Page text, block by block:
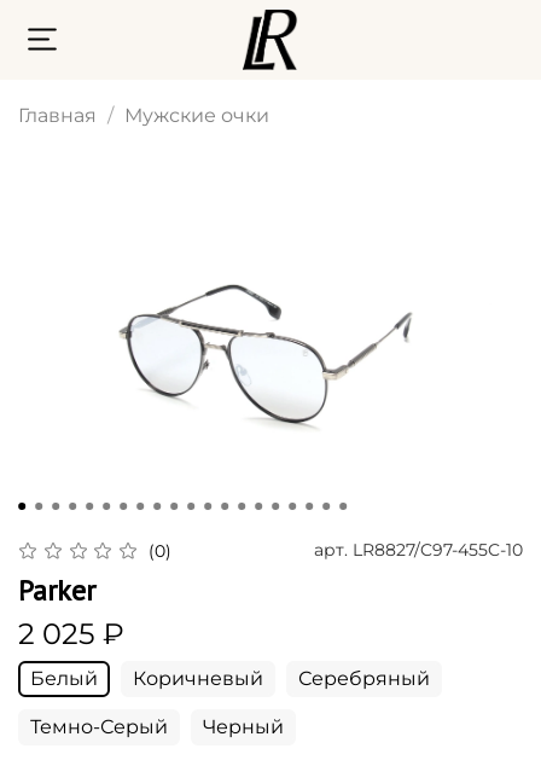
Главная Мужские очки
(0) арт. LR8827/C97-455C-10
Parker
2 025 ₽
Белый Коричневый Серебряный
Темно-Серый Черный